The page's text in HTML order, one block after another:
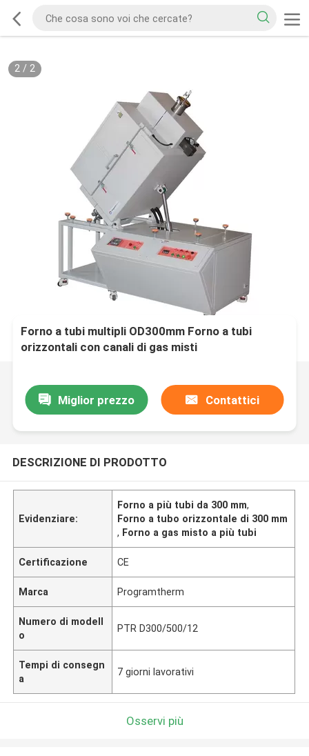
2/ 2
Forno a tubi multipli OD300mm Forno a tubi
orizzontali con canali di gas misti
Miglior prezzo Contattici
DESCRIZIONE DI PRODOTTO
Evidenziare:
Forno a più tubi da 300 mm,
Forno a tubo orizzontale di 300 mm
, Forno a gas misto a più tubi
Certificazione CE
Marca Programtherm
Numero di modell
o
PTR D300/500/12
Tempi di consegn
a
7 giorni lavorativi
Osservi più